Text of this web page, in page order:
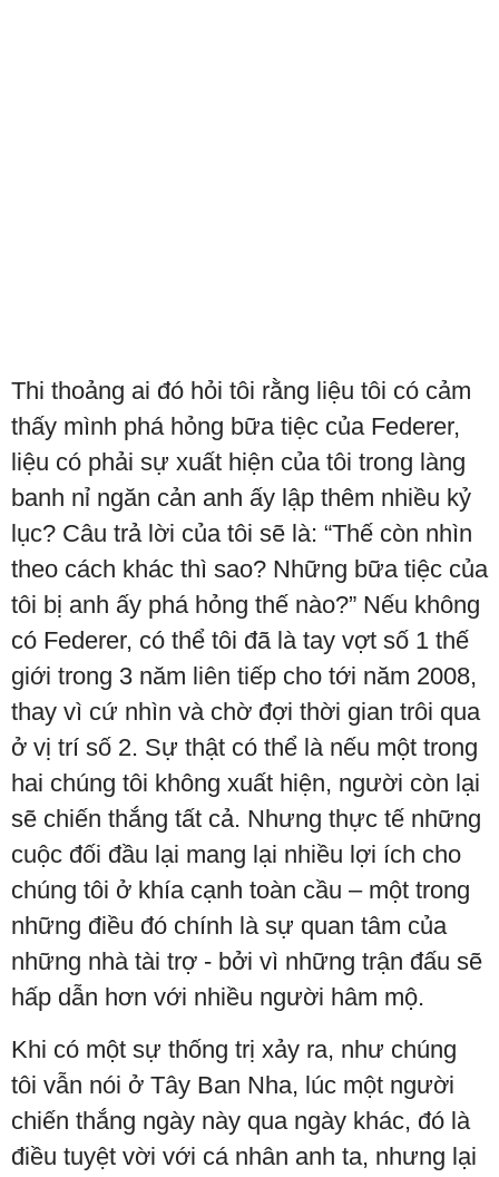
Thi thoảng ai đó hỏi tôi rằng liệu tôi có cảm
thấy mình phá hỏng bữa tiệc của Federer,
liệu có phải sự xuất hiện của tôi trong làng
banh nỉ ngăn cản anh ấy lập thêm nhiều kỷ
lục? Câu trả lời của tôi sẽ là: “Thế còn nhìn
theo cách khác thì sao? Những bữa tiệc của
tôi bị anh ấy phá hỏng thế nào?” Nếu không
có Federer, có thể tôi đã là tay vợt số 1 thế
giới trong 3 năm liên tiếp cho tới năm 2008,
thay vì cứ nhìn và chờ đợi thời gian trôi qua
ở vị trí số 2. Sự thật có thể là nếu một trong
hai chúng tôi không xuất hiện, người còn lại
sẽ chiến thắng tất cả. Nhưng thực tế những
cuộc đối đầu lại mang lại nhiều lợi ích cho
chúng tôi ở khía cạnh toàn cầu – một trong
những điều đó chính là sự quan tâm của
những nhà tài trợ - bởi vì những trận đấu sẽ
hấp dẫn hơn với nhiều người hâm mộ.
Khi có một sự thống trị xảy ra, như chúng
tôi vẫn nói ở Tây Ban Nha, lúc một người
chiến thắng ngày này qua ngày khác, đó là
điều tuyệt vời với cá nhân anh ta, nhưng lại